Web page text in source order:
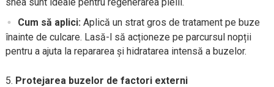
Cum să aplici: Aplică un strat gros de tratament pe buze
înainte de culcare. Lasă-l să acționeze pe parcursul nopții
pentru a ajuta la repararea și hidratarea intensă a buzelor.
Protejarea buzelor de factori externi